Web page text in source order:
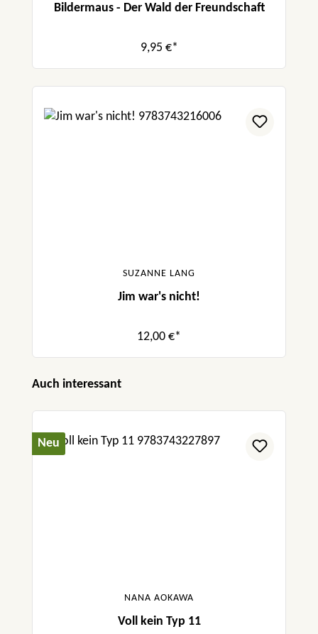
Bildermaus - Der Wald der Freundschaft
9,95 €*
SUZANNE LANG
Jim war's nicht!
12,00 €*
Produktgalerie überspringen
Auch interessant
Neu
NANA AOKAWA
Voll kein Typ 11